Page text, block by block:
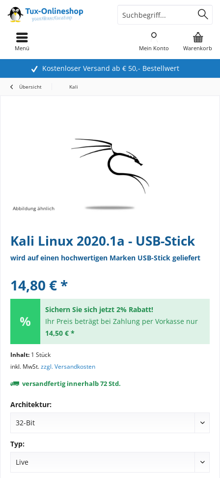
Kostenloser Versand ab € 50,- Bestellwert
Warenkorb
Mein Konto
Menü
Übersicht Kali
Abbildung ähnlich
Kali Linux 2020.1a - USB-Stick
wird auf einen hochwertigen Marken USB-Stick geliefert
14,80 € *
Sichern Sie sich jetzt 2% Rabatt!
Ihr Preis beträgt bei Zahlung per Vorkasse nur
14,50 € *
Inhalt: 1 Stück
inkl. MwSt.zzgl. Versandkosten
versandfertig innerhalb 72 Std.
Architektur:
Typ: